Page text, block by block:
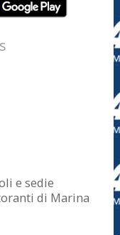
e sedie
di Marina